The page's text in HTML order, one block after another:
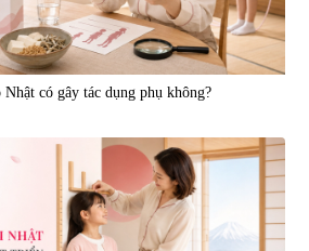
Nhật có gây tác dụng phụ không?